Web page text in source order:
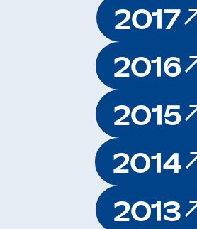
2017
2016
2015
2014
2013